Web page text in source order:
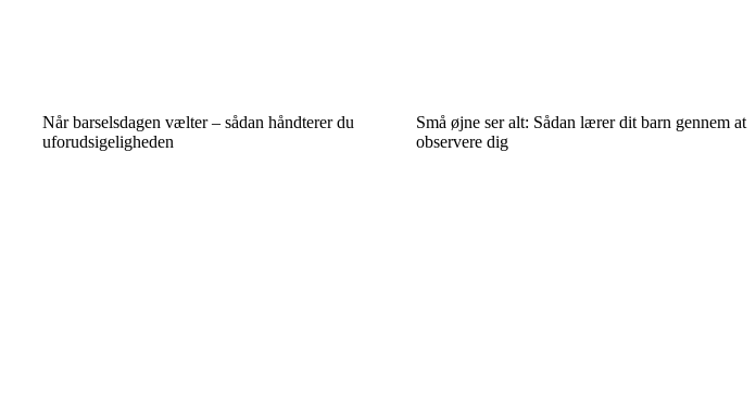
Når barselsdagen vælter – sådan håndterer du
uforudsigeligheden
Små øjne ser alt: Sådan lærer dit barn gennem at
observere dig